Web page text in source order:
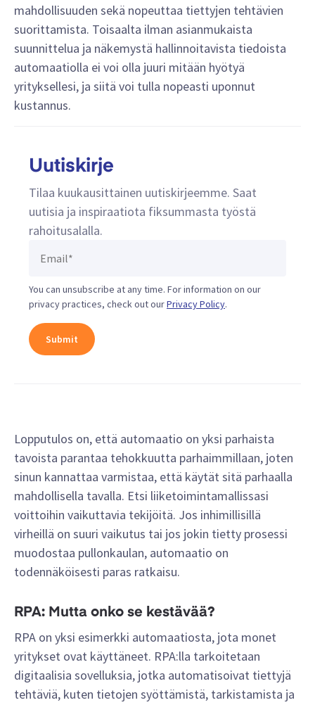
mahdollisuuden sekä nopeuttaa tiettyjen tehtävien
suorittamista. Toisaalta ilman asianmukaista
suunnittelua ja näkemystä hallinnoitavista tiedoista
automaatiolla ei voi olla juuri mitään hyötyä
yrityksellesi, ja siitä voi tulla nopeasti uponnut
kustannus.
Uutiskirje
Tilaa kuukausittainen uutiskirjeemme. Saat
uutisia ja inspiraatiota fiksummasta työstä
rahoitusalalla.
You can unsubscribe at any time. For information on our
privacy practices, check out ourPrivacy Policy.
Lopputulos on, että automaatio on yksi parhaista
tavoista parantaa tehokkuutta parhaimmillaan, joten
sinun kannattaa varmistaa, että käytät sitä parhaalla
mahdollisella tavalla. Etsi liiketoimintamallissasi
voittoihin vaikuttavia tekijöitä. Jos inhimillisillä
virheillä on suuri vaikutus tai jos jokin tietty prosessi
muodostaa pullonkaulan, automaatio on
todennäköisesti paras ratkaisu.
RPA: Mutta onko se kestävää?
RPA on yksi esimerkki automaatiosta, jota monet
yritykset ovat käyttäneet. RPA:lla tarkoitetaan
digitaalisia sovelluksia, jotka automatisoivat tiettyjä
tehtäviä, kuten tietojen syöttämistä, tarkistamista ja